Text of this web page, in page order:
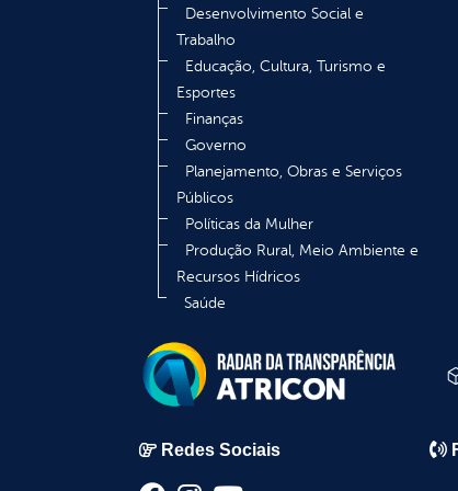
Desenvolvimento Social e
Trabalho
Educação, Cultura, Turismo e
Esportes
Finanças
Governo
Planejamento, Obras e Serviços
Públicos
Políticas da Mulher
Produção Rural, Meio Ambiente e
Recursos Hídricos
Saúde
Redes Sociais